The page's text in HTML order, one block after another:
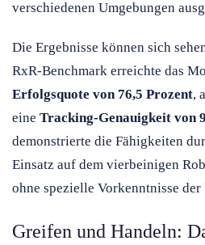
verschiedenen Umgebungen
Die Ergebnisse können sich
RxR-Benchmark erreichte das
Erfolgsquote von 76,5 Prozent,
eine Tracking-Genauigkeit von
demonstrierte die Fähigkeiten
Einsatz auf dem vierbeinigen
ohne spezielle Vorkenntnisse der
Greifen und Handeln: